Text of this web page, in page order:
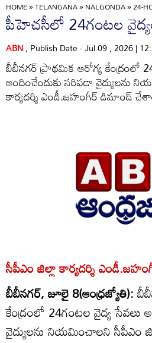
HOME»TELANGANA»NALGONDA»24-
పీహెచసీలో 24గంటల
ABN, Publish Date - Jul 09 , 2026 |
బీబీనగర్‌ ప్రాథమిక ఆరోగ్య కేంద్రంలో
అందించేందుకు సరిపడా వైద్యులను
కార్యదర్శి ఎండీ.జహంగీర్‌ డిమాండ్‌
సీపీఎం జిల్లా కార్యదర్శి
బీబీనగర్‌, జూలై 8(ఆంధ్రజ్యోతి):
కేంద్రంలో 24గంటల వైద్య సేవలు
వైద్యులను నియమించాలని సీపీఎం